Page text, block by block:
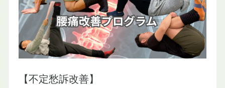
【不定愁訴改善】